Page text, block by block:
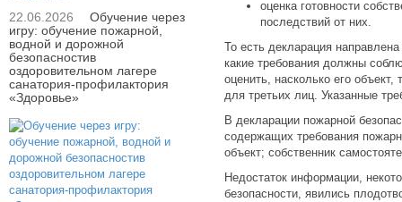
22.06.2026
Обучение через
игру: обучение пожарной,
водной и дорожной
безопасностив
оздоровительном лагере
санатория-профилактория
«Здоровье»
оценка готовности
последствий от них.
То есть декларация
какие требования должны
оценить, насколько его
для третьих лиц. Указанные
В декларации пожарной
содержащих требования
объект; собственник
Недостаток информации,
безопасности, явились